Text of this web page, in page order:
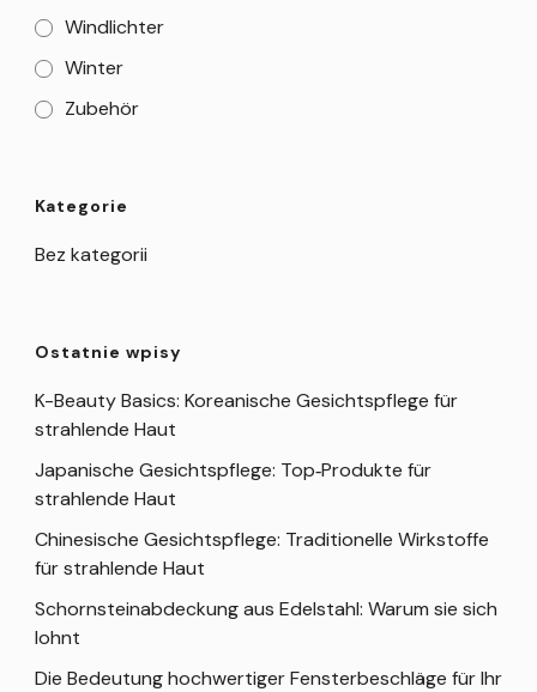
Windlichter
Winter
Zubehör
Kategorie
Bez kategorii
Ostatnie wpisy
K-Beauty Basics: Koreanische Gesichtspflege für
strahlende Haut
Japanische Gesichtspflege: Top‑Produkte für
strahlende Haut
Chinesische Gesichtspflege: Traditionelle Wirkstoffe
für strahlende Haut
Schornsteinabdeckung aus Edelstahl: Warum sie sich
lohnt
Die Bedeutung hochwertiger Fensterbeschläge für Ihr